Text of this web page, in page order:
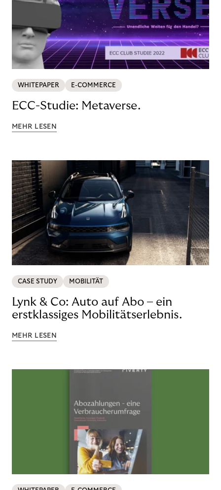
WHITEPAPER E-COMMERCE
ECC-Studie: Metaverse.
MEHR LESEN
CASE STUDY MOBILITÄT
Lynk & Co: Auto auf Abo – ein
erstklassiges Mobilitätserlebnis.
MEHR LESEN